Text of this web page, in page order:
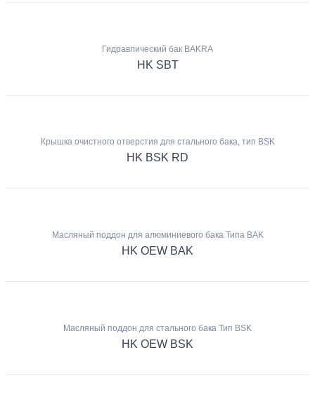
Гидравлический бак BAKRA
HK SBT
Крышка очистного отверстия для стального бака, тип BSK
HK BSK RD
Масляный поддон для алюминиевого бака Типа BAK
HK OEW BAK
Масляный поддон для стального бака Тип BSK
HK OEW BSK